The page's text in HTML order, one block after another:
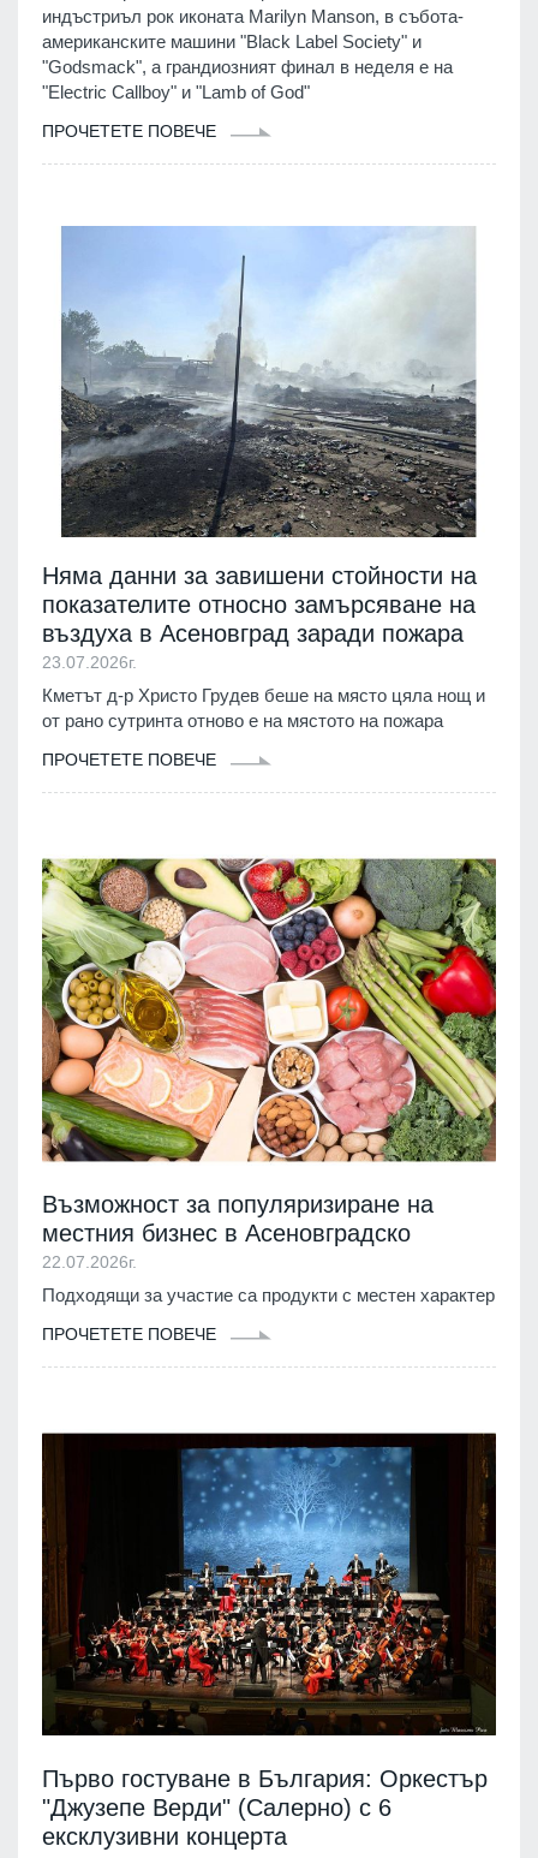
индъстриъл рок иконата Marilyn Manson, в събота-
американските машини "Black Label Society" и
"Godsmack", а грандиозният финал в неделя е на
"Electric Callboy" и "Lamb of God"
ПРОЧЕТЕТЕ ПОВЕЧЕ
Няма данни за завишени стойности на
показателите относно замърсяване на
въздуха в Асеновград заради пожара
23.07.2026г.
Кметът д-р Христо Грудев беше на място цяла нощ и
от рано сутринта отново е на мястото на пожара
ПРОЧЕТЕТЕ ПОВЕЧЕ
Възможност за популяризиране на
местния бизнес в Асеновградско
22.07.2026г.
Подходящи за участие са продукти с местен характер
ПРОЧЕТЕТЕ ПОВЕЧЕ
Първо гостуване в България: Оркестър
"Джузепе Верди" (Салерно) с 6
ексклузивни концерта